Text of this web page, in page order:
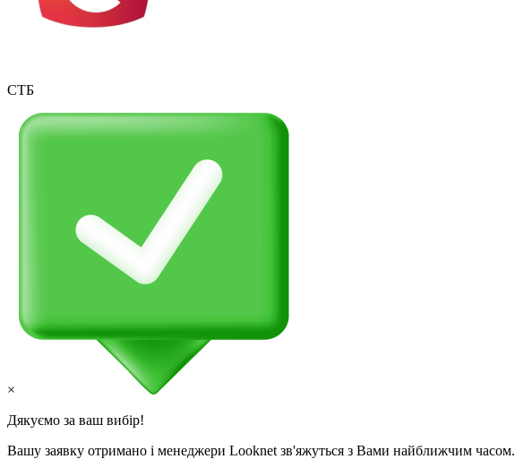
СТБ
×
Дякуємо за ваш вибір!
Вашу заявку отримано і менеджери Looknet зв'яжуться з Вами найближчим часом.